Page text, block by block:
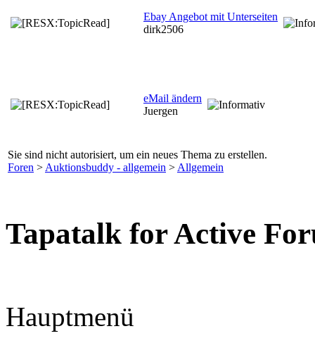
Ebay Angebot mit Unterseiten
dirk2506
eMail ändern
Juergen
Sie sind nicht autorisiert, um ein neues Thema zu erstellen.
Foren > Auktionsbuddy - allgemein > Allgemein
Tapatalk for Active
Hauptmenü